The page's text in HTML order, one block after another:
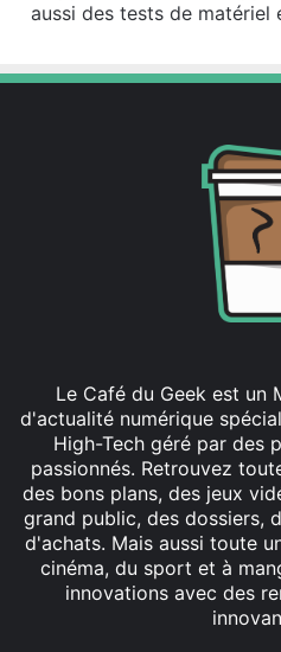
aussi des tests de matériel
Le Café du Geek est un
d'actualité numérique
High-Tech géré par des
passionnés. Retrouvez
des bons plans, des jeux
grand public, des dossiers,
d'achats. Mais aussi toute
cinéma, du sport et à
innovations avec des